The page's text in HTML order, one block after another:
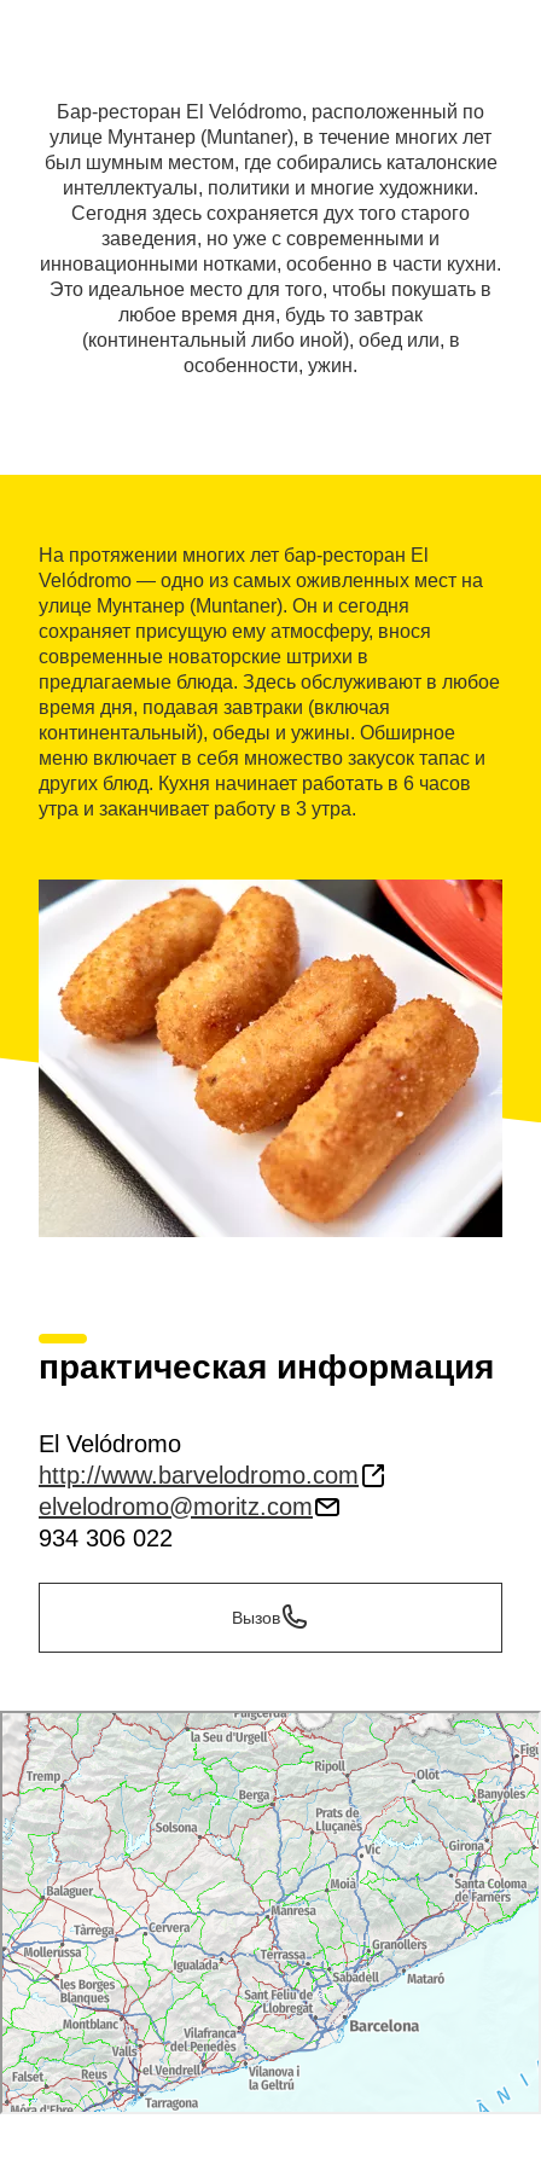
Бар-ресторан El Velódromo, расположенный по
улице Мунтанер (Muntaner), в течение многих лет
был шумным местом, где собирались каталонские
интеллектуалы, политики и многие художники.
Сегодня здесь сохраняется дух того старого
заведения, но уже с современными и
инновационными нотками, особенно в части кухни.
Это идеальное место для того, чтобы покушать в
любое время дня, будь то завтрак
(континентальный либо иной), обед или, в
особенности, ужин.
На протяжении многих лет бар-ресторан El
Velódromo — одно из самых оживленных мест на
улице Мунтанер (Muntaner). Он и сегодня
сохраняет присущую ему атмосферу, внося
современные новаторские штрихи в
предлагаемые блюда. Здесь обслуживают в любое
время дня, подавая завтраки (включая
континентальный), обеды и ужины. Обширное
меню включает в себя множество закусок тапас и
других блюд. Кухня начинает работать в 6 часов
утра и заканчивает работу в 3 утра.
практическая информация
El Velódromo
http://www.barvelodromo.com
elvelodromo@moritz.com
934 306 022
Вызов